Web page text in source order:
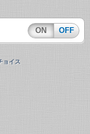
ON OFF
ョイス